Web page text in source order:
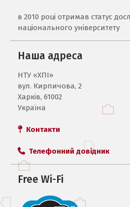
в 2010 році отримав статус
національного університету
Наша адреса
НТУ «ХПI»
вул. Кирпичова, 2
Харків, 61002
Україна
Контакти
Телефонний довідник
Free Wi-Fi